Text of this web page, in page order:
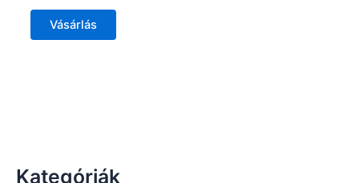
Kategóriák
Vásárlás